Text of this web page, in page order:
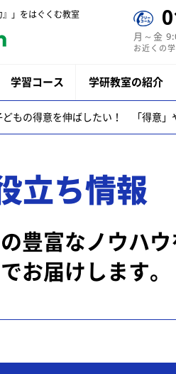
』」をはぐくむ教室
月～金
お近くの
学習コース 学研教室の紹介
どもの得意を伸ばしたい！ 「得意」
立ち情報
豊富なノウハ
お届けします。